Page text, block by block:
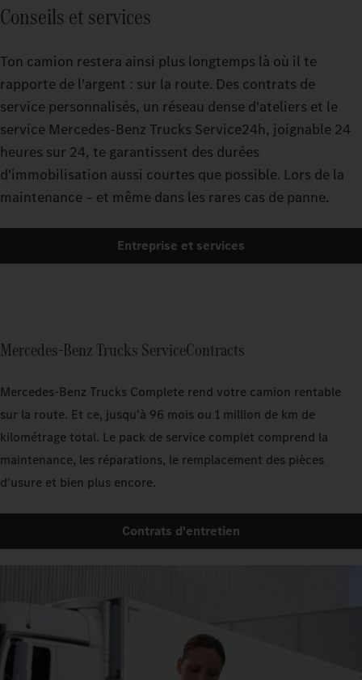
Conseils et services
Ton camion restera ainsi plus longtemps là où il te
rapporte de l'argent : sur la route. Des contrats de
service personnalisés, un réseau dense d'ateliers et le
service Mercedes-Benz Trucks Service24h, joignable 24
heures sur 24, te garantissent des durées
d'immobilisation aussi courtes que possible. Lors de la
maintenance – et même dans les rares cas de panne.
Entreprise et services
Mercedes-Benz Trucks ServiceContracts
Mercedes‑Benz Trucks Complete rend votre camion rentable
sur la route. Et ce, jusqu'à 96 mois ou 1 million de km de
kilométrage total. Le pack de service complet comprend la
maintenance, les réparations, le remplacement des pièces
d'usure et bien plus encore.
Contrats d'entretien